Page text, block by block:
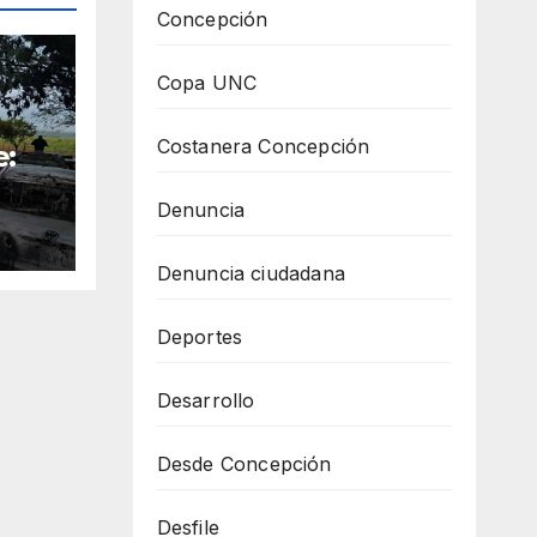
Concepción
Copa UNC
Costanera Concepción
Denuncia
Denuncia ciudadana
Deportes
Desarrollo
Desde Concepción
Desfile